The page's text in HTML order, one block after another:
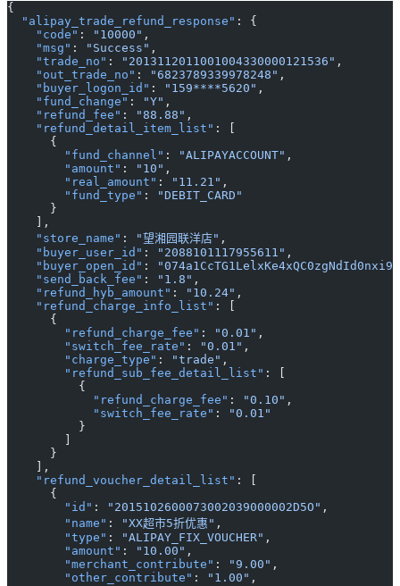
{
  "alipay_trade_refund_response"
: {
    "code"
: "10000" ,
    "msg"
: "Success" ,
    "trade_no"
: "2013112011001004330000121536" ,
    "out_trade_no"
: "6823789339978248" ,
    "buyer_logon_id"
: "159****5620" ,
    "fund_change"
: "Y" ,
    "refund_fee"
: "88.88" ,
    "refund_detail_item_list"
: [
      {
        "fund_channel"
: "ALIPAYACCOUNT" ,
        "amount"
: "10" ,
        "real_amount"
: "11.21" ,
        "fund_type"
:
"DEBIT_CARD"
      }
    ],
    "store_name"
: "望湘园联洋店" ,
    "buyer_user_id"
: "2088101117955611" ,
    "buyer_open_id"
:
    "send_back_fee"
: "1.8" ,
    "refund_hyb_amount"
: "10.24" ,
    "refund_charge_info_list"
: [
      {
        "refund_charge_fee"
: "0.01" ,
        "switch_fee_rate"
: "0.01" ,
        "charge_type"
: "trade" ,
        "refund_sub_fee_detail_list"
: [
          {
            "refund_charge_fee"
: "0.10" ,
            "switch_fee_rate"
:
"0.01"
          }
      }
    ],
    "refund_voucher_detail_list"
: [
      {
        "id"
: "2015102600073002039000002D5O" ,
        "name"
: "XX超市5折优惠" ,
        "type"
: "ALIPAY_FIX_VOUCHER" ,
        "amount"
: "10.00" ,
        "merchant_contribute"
: "9.00" ,
        "other_contribute"
: "1.00" ,